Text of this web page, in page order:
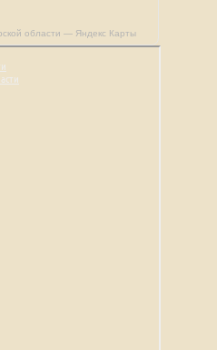
области — Яндекс Карты